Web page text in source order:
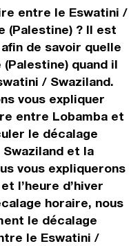
entre le Eswatini /
(Palestine) ? Il est
de savoir quelle
quand il
/ Swaziland.
vous expliquer
entre Lobamba et
le décalage
et la
vous expliquerons
l’heure d’hiver
horaire, nous
le décalage
le Eswatini /